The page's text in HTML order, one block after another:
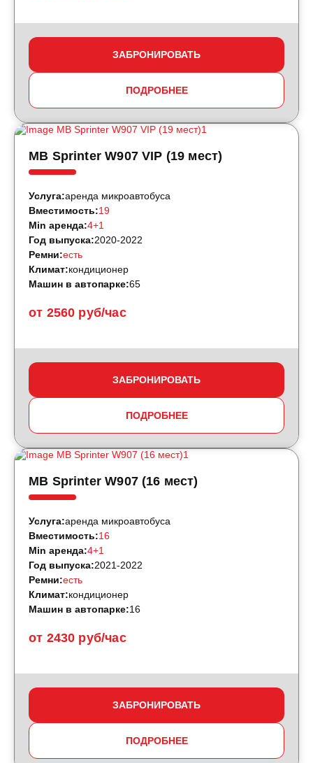
ЗАБРОНИРОВАТЬ
ПОДРОБНЕЕ
MB Sprinter W907 VIP (19 мест)
от 2560 руб/час
Услуга:аренда микроавтобуса
Вместимость:19
Min аренда:4+1
Год выпуска:2020-2022
Ремни:есть
Климат:кондиционер
Машин в автопарке:65
ЗАБРОНИРОВАТЬ
ПОДРОБНЕЕ
MB Sprinter W907 (16 мест)
от 2430 руб/час
Услуга:аренда микроавтобуса
Вместимость:16
Min аренда:4+1
Год выпуска:2021-2022
Ремни:есть
Климат:кондиционер
Машин в автопарке:16
ЗАБРОНИРОВАТЬ
ПОДРОБНЕЕ